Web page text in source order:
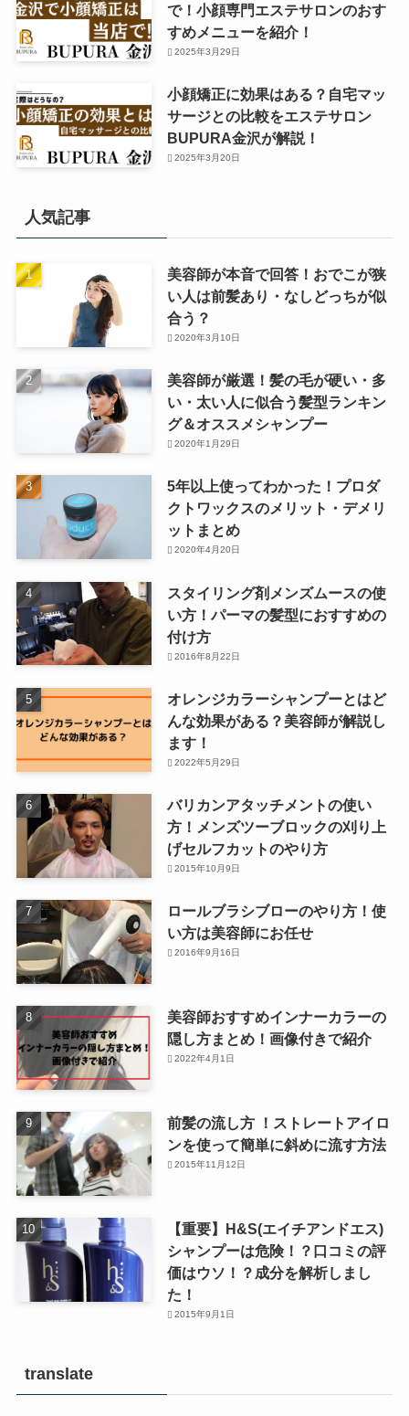
で！小顔専門エステサロンのおす
すめメニューを紹介！
2025年3月29日
小顔矯正に効果はある？自宅マッ
サージとの比較をエステサロン
BUPURA金沢が解説！
2025年3月20日
人気記事
美容師が本音で回答！おでこが狭
い人は前髪あり・なしどっちが似
合う？
2020年3月10日
美容師が厳選！髪の毛が硬い・多
い・太い人に似合う髪型ランキン
グ＆オススメシャンプー
2020年1月29日
5年以上使ってわかった！プロダ
クトワックスのメリット・デメリ
ットまとめ
2020年4月20日
スタイリング剤メンズムースの使
い方！パーマの髪型におすすめの
付け方
2016年8月22日
オレンジカラーシャンプーとはど
んな効果がある？美容師が解説し
ます！
2022年5月29日
バリカンアタッチメントの使い
方！メンズツーブロックの刈り上
げセルフカットのやり方
2015年10月9日
ロールブラシブローのやり方！使
い方は美容師にお任せ
2016年9月16日
美容師おすすめインナーカラーの
隠し方まとめ！画像付きで紹介
2022年4月1日
前髪の流し方 ！ストレートアイロ
ンを使って簡単に斜めに流す方法
2015年11月12日
【重要】H&S(エイチアンドエス)
シャンプーは危険！？口コミの評
価はウソ！？成分を解析しまし
た！
2015年9月1日
translate